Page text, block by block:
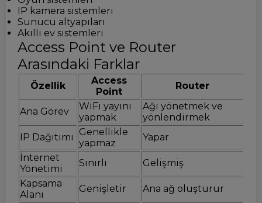
IP kamera sistemleri
Sunucu altyapıları
Akıllı ev sistemleri
Access Point ve Router
Arasındaki Farklar
Özellik
Access
Point
Router
Ana Görev
WiFi yayını
yapmak
Ağı yönetmek ve
yönlendirmek
IP Dağıtımı
Genellikle
yapmaz
Yapar
İnternet
Yönetimi
Sınırlı
Gelişmiş
Kapsama
Alanı
Genişletir
Ana ağ oluşturur